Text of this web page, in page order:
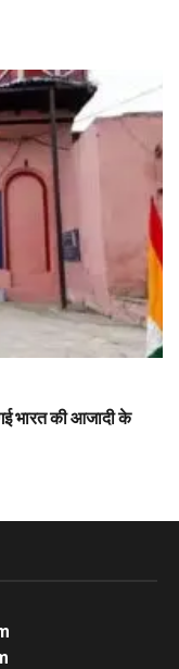
भारत की आजादी के